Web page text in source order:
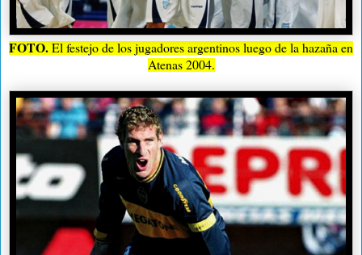
FOTO.El festejo de los jugadores argentinos luego de la hazaña en
Atenas 2004.